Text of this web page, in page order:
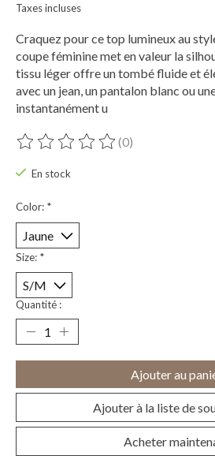
Taxes incluses
Craquez pour ce top lumineux au
coupe féminine met en valeur la
tissu léger offre un tombé fluide et
avec un jean, un pantalon blanc ou
instantanément u
Ce produit est évalué à
(0)
En stock
Color: *
Size: *
Quantité :
Ajouter au
Ajouter à la liste de
Acheter